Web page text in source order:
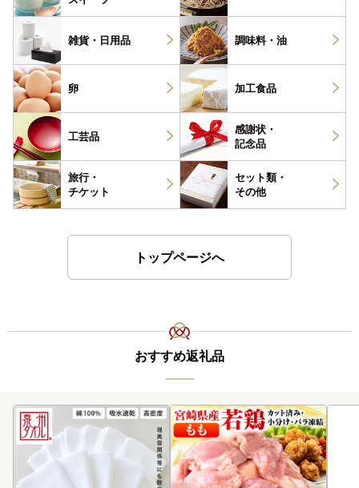
雑貨・ 日用品 調味料・ 油
卵 加工食品
工芸品
感謝状・
記念品
旅行・
チケット
セット類・
その他
トップページへ
おすすめ返礼品